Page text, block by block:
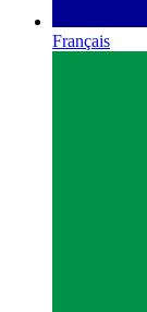
Français